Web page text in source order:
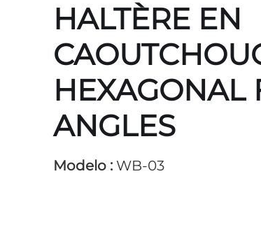
HALTÈRE EN
HEXAGONAL
ANGLES
Modelo : WB-03